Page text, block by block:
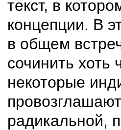
текст, в
концепции. В
в общем
сочинить хоть
некоторые
радикальной,